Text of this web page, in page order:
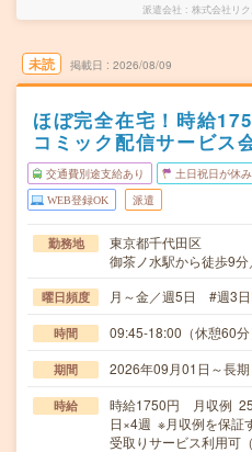
派遣会社 株式会社リ
未読 掲載日 2026/08/09
ほぼ完全在宅！時給
コミック配信サービス
交通費別途支給あり 土日祝日が休み
WEB登録OK 派遣
勤務地
東京都千代田区
御茶ノ水駅から徒歩9
曜日頻度 月～金／週5日 #週3
時間 09:45-18:00（休憩60分
期間 2026年09月01日～長
時給
時給1750円 月収例
日×4週 ※月収例を保証
受取りサービス利用可